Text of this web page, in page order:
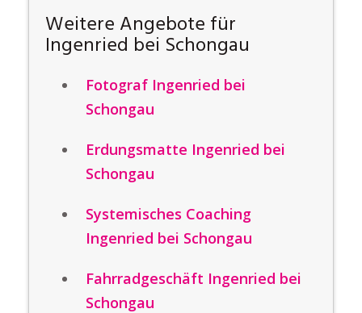
Weitere Angebote für
Ingenried bei Schongau
Fotograf Ingenried bei
Schongau
Erdungsmatte Ingenried bei
Schongau
Systemisches Coaching
Ingenried bei Schongau
Fahrradgeschäft Ingenried bei
Schongau